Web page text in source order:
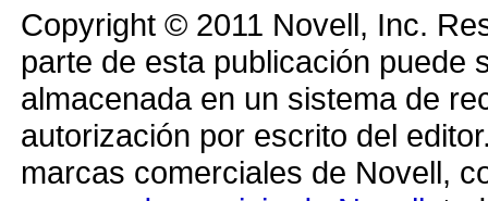
Copyright © 2011 Novell, Inc.
parte de esta publicación puede
almacenada en un sistema de
autorización por escrito del
marcas comerciales de Novell,